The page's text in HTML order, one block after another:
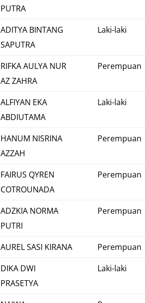
PUTRA
ADITYA BINTANG
SAPUTRA
Laki-laki
RIFKA AULYA NUR
AZ ZAHRA
Perempuan
ALFIYAN EKA
ABDIUTAMA
Laki-laki
HANUM NISRINA
AZZAH
Perempuan
FAIRUS QYREN
COTROUNADA
Perempuan
ADZKIA NORMA
PUTRI
Perempuan
AUREL SASI KIRANA
Perempuan
DIKA DWI
PRASETYA
Laki-laki